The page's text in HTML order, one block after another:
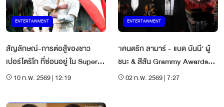
ENTERTAINMENT
สัญลักษณ์-การต่อสู้ของชาว
เปอร์โตริโก ที่ซ่อนอยู่ ใน Super
Bowl LX Halftime Show ของ
10 ก.พ. 2569 | 12:19
ENTERTAINMENT
‘เคนดริก ลามาร์ - แบด บันนี’ ผู้
ชนะ & สีสัน Grammy Awards
202602 ก.พ. 2569 | 7:27